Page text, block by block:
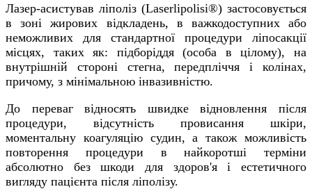
Лазер-асистував ліполіз (Laserlipolisi®) застосовується
в зоні жирових відкладень, в важкодоступних або
неможливих для стандартної процедури ліпосакції
місцях, таких як: підборіддя (особа в цілому), на
внутрішній стороні стегна, передпліччя і колінах,
причому, з мінімальною інвазивністю.
До переваг відносять швидке відновлення після
процедури, відсутність провисання шкіри,
моментальну коагуляцію судин, а також можливість
повторення процедури в найкоротші терміни
абсолютно без шкоди для здоров'я і естетичного
вигляду пацієнта після ліполізу.